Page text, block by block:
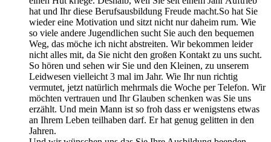
hat und Ihr diese Berufsausbildung Freude macht.So hat Sie
wieder eine Motivation und sitzt nicht nur daheim rum. Wie
so viele andere Jugendlichen sucht Sie auch den bequemen
Weg, das möche ich nicht abstreiten. Wir bekommen leider
nicht alles mit, da Sie nicht den großen Kontakt zu uns sucht.
So hören und sehen wir Sie und den Kleinen, zu unserem
Leidwesen vielleicht 3 mal im Jahr. Wie Ihr nun richtig
vermutet, jetzt natürlich mehrmals die Woche per Telefon. Wir
möchten vertrauen und Ihr Glauben schenken was Sie uns
erzählt. Und mein Mann ist so froh dass er wenigstens etwas
an Ihrem Leben teilhaben darf. Er hat genug gelitten in den
Jahren.